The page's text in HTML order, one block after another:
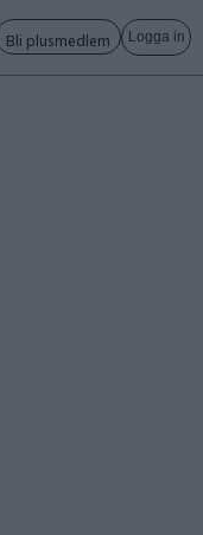
Bli plusmedlem Logga in